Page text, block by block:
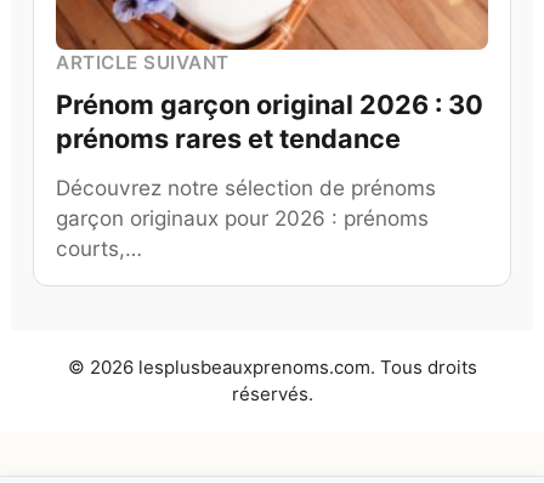
ARTICLE SUIVANT
Prénom garçon original 2026 : 30
prénoms rares et tendance
Découvrez notre sélection de prénoms
garçon originaux pour 2026 : prénoms
courts,…
© 2026 lesplusbeauxprenoms.com. Tous droits
réservés.